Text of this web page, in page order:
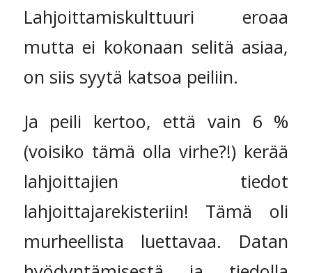
Lahjoittamiskulttuuri eroaa
mutta ei kokonaan selitä asiaa,
on siis syytä katsoa peiliin.
Ja peili kertoo, että vain 6 %
(voisiko tämä olla virhe?!) kerää
lahjoittajien tiedot
lahjoittajarekisteriin! Tämä oli
murheellista luettavaa. Datan